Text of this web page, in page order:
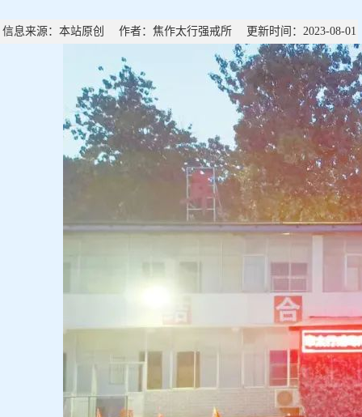
信息来源：本站原创 作者：焦作太行强戒所 更新时间：2023-08-01